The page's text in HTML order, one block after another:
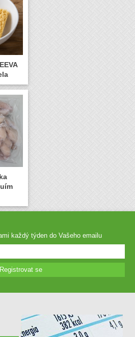
každý týden do Vašeho emailu
Registrovat se